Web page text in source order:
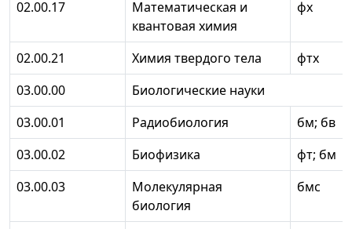
02.00.17
Математическая и
квантовая химия
фх
02.00.21 Химия твердого тела
фтх
03.00.00
Биологические науки
03.00.01
Радиобиология
бм; бв
03.00.02
Биофизика
фт; бм
03.00.03
Молекулярная
биология
бмс